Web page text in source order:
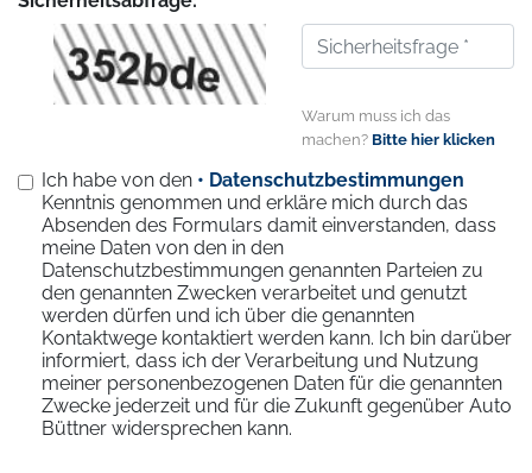
Warum muss ich das
machen? Bitte hier klicken
Ich habe von den • Datenschutzbestimmungen
Kenntnis genommen und erkläre mich durch das
Absenden des Formulars damit einverstanden, dass
meine Daten von den in den
Datenschutzbestimmungen genannten Parteien zu
den genannten Zwecken verarbeitet und genutzt
werden dürfen und ich über die genannten
Kontaktwege kontaktiert werden kann. Ich bin darüber
informiert, dass ich der Verarbeitung und Nutzung
meiner personenbezogenen Daten für die genannten
Zwecke jederzeit und für die Zukunft gegenüber Auto
Büttner widersprechen kann.